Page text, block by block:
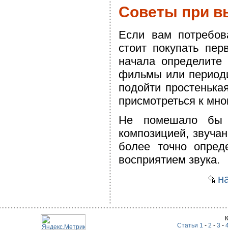
Советы при
Если вам
стоит покупать
начала
фильмы или
подойти
присмотреться к
Не помешало бы
композицией,
более точно
восприятием звука.
Статьи 1 - 2 - 3 -